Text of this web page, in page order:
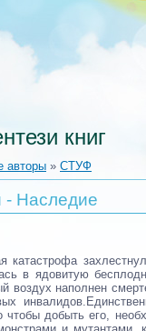
книг
авторы » СТУФ
- Наследие
катастрофа
в ядовитую
воздух наполнен
добыть его,